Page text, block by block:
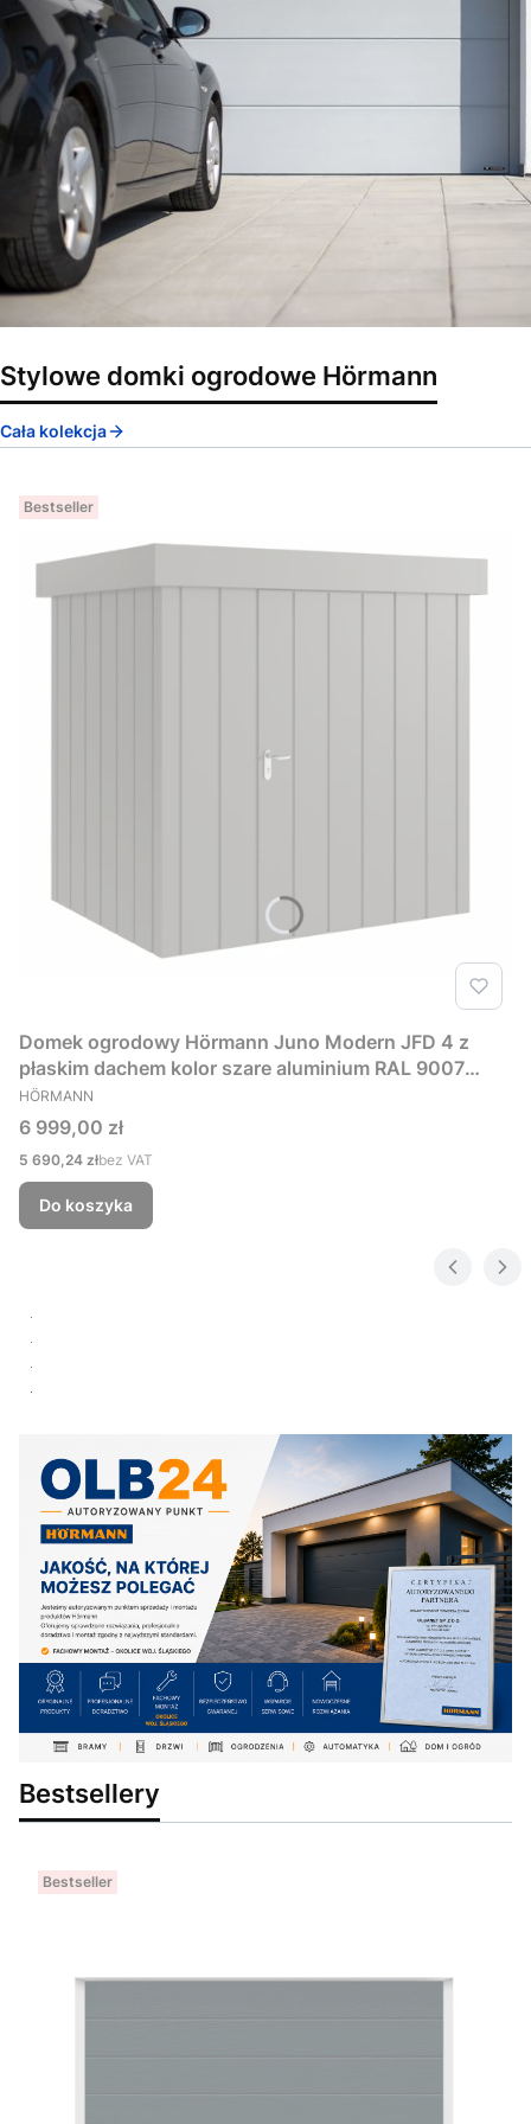
Stylowe domki ogrodowe Hörmann
Cała kolekcja
Bestseller
Domek ogrodowy Hörmann Juno Modern JFD 4 z
płaskim dachem kolor szare aluminium RAL 9007
229x181 cm
PRODUCENT
HÖRMANN
Cena
6 999,00 zł
Cena
5 690,24 złbez VAT
Do koszyka
Bestsellery
Bestseller